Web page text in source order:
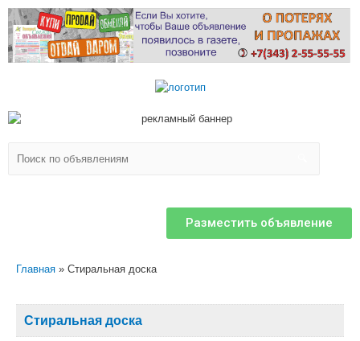
Разместить объявление
Главная Стиральная доска
Стиральная доска